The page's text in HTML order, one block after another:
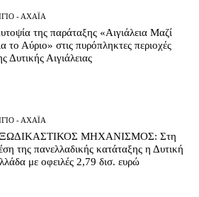
- ΑΧΑΪ́Α
της παράταξης «Αιγιάλεια Μαζί
το Αύριο» στις πυρόπληκτες περιοχές
Δυτικής Αιγιάλειας
- ΑΧΑΪ́Α
ΜΗΧΑΝΙΣΜΟΣ: Στη
της πανελλαδικής κατάταξης η Δυτική
με οφειλές 2,79 δισ. ευρώ